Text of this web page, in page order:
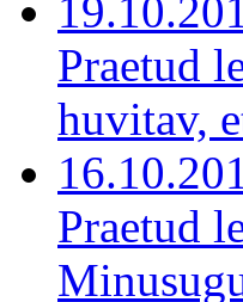
Praetud
huvitav,
Praetud